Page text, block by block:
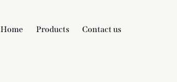
Home Products Contact us